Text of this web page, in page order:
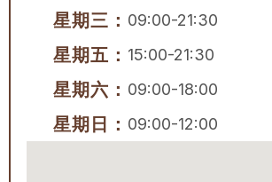
星期三： 09:00-21:30
星期五： 15:00-21:30
星期六： 09:00-18:00
星期日： 09:00-12:00